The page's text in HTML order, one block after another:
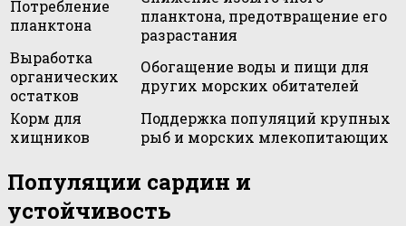
Потребление
планктона
планктона, предотвращение его
разрастания
Выработка
органических
остатков
Обогащение воды и пищи для
других морских обитателей
Корм для
хищников
Поддержка популяций крупных
рыб и морских млекопитающих
Популяции сардин и
устойчивость